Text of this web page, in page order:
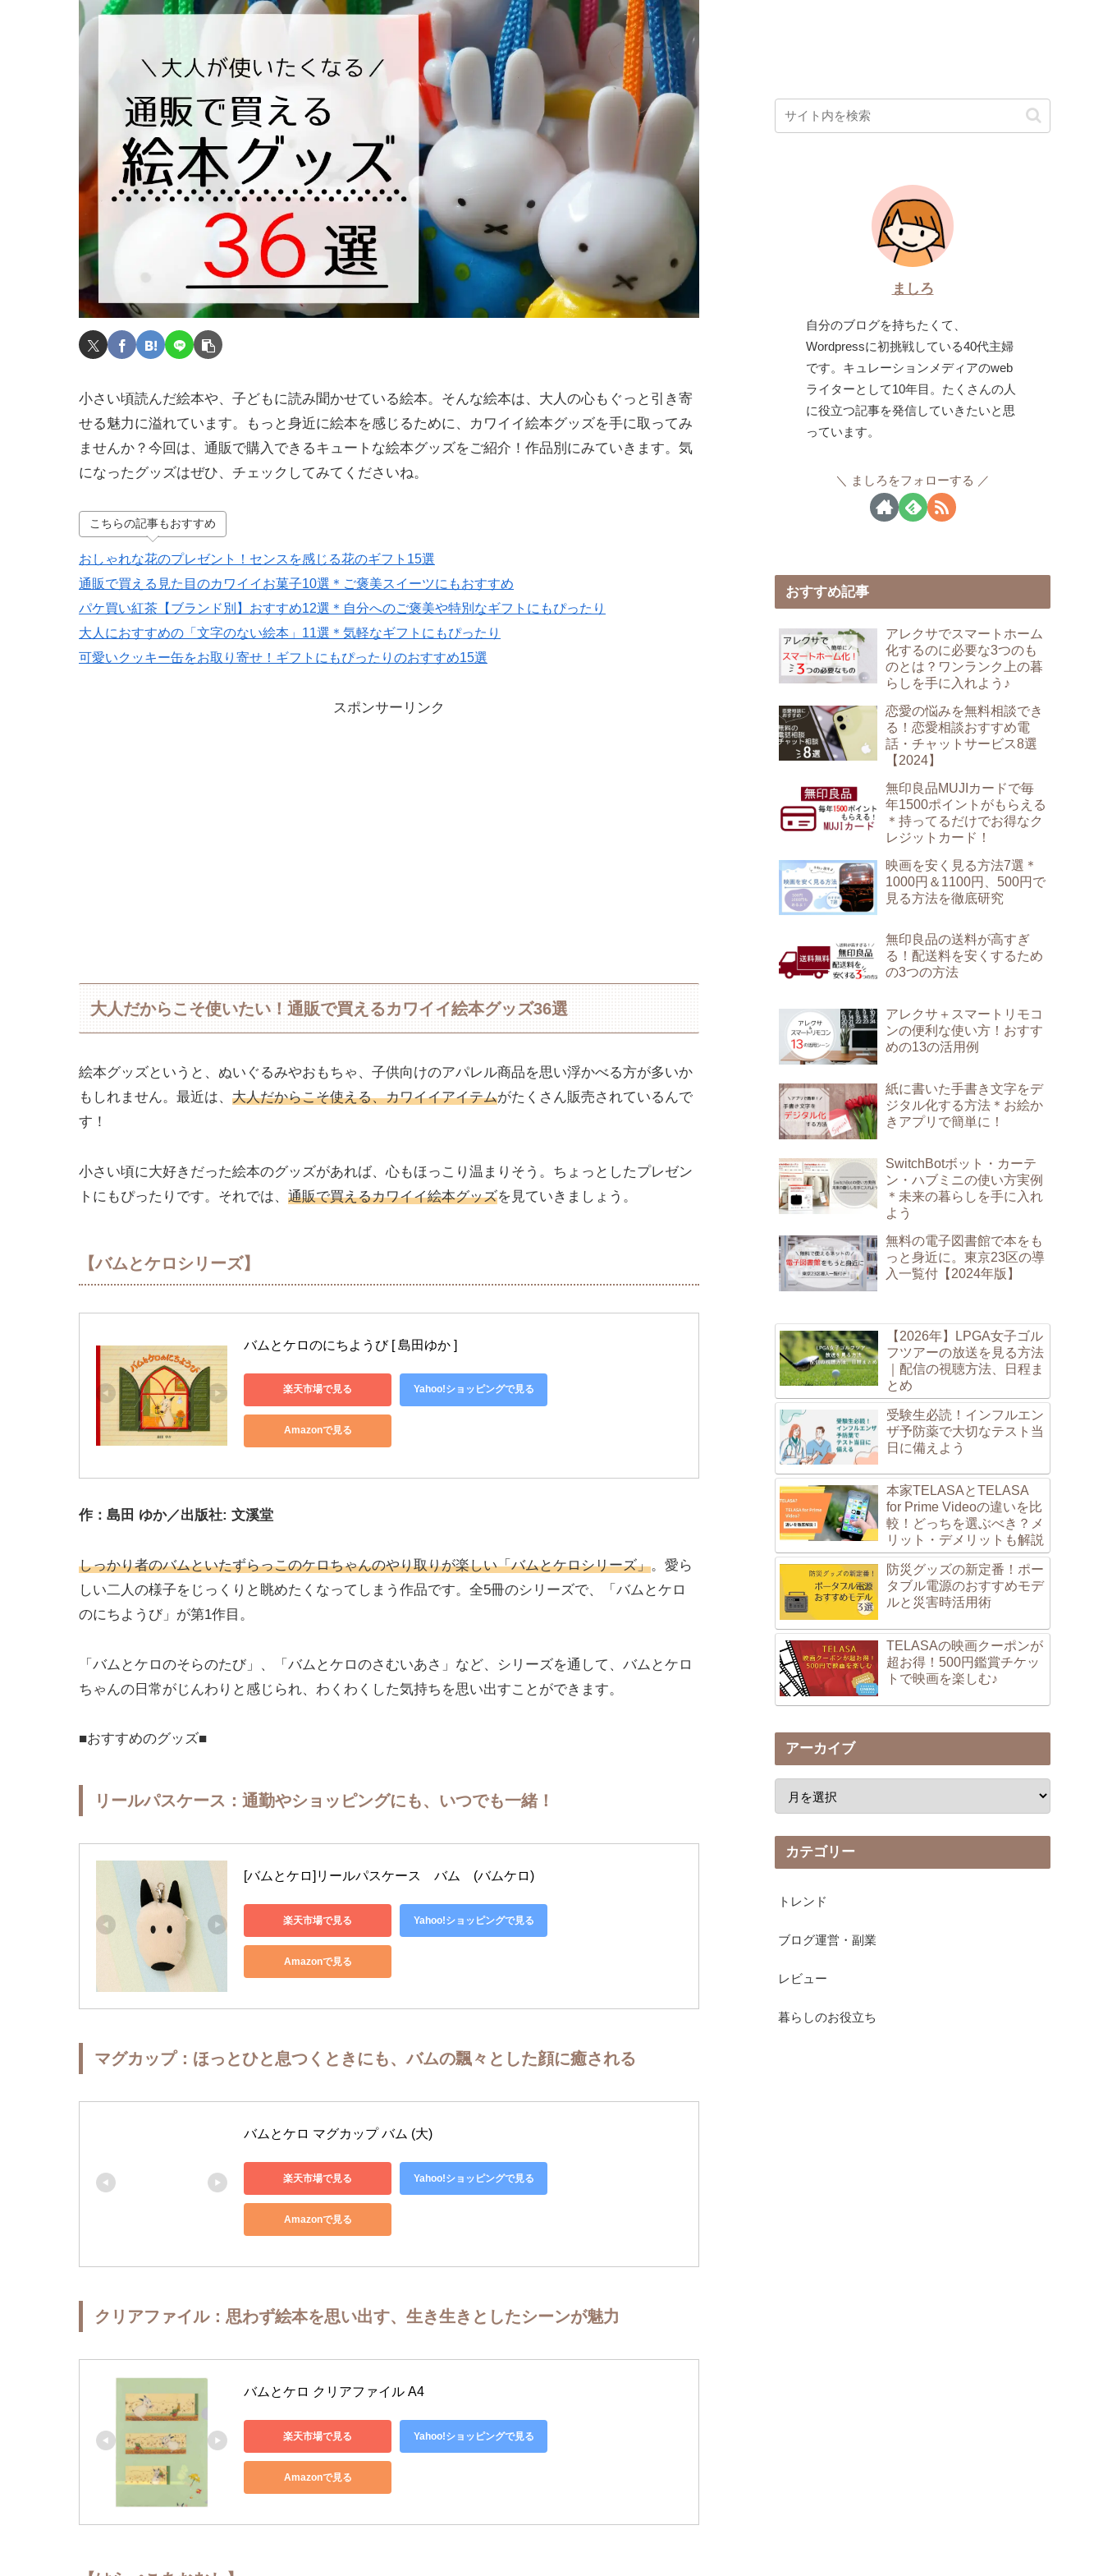
小さい頃読んだ絵本や、子どもに読み聞かせている絵本。そんな絵本は、大人の心もぐっと引き寄
せる魅力に溢れています。もっと身近に絵本を感じるために、カワイイ絵本グッズを手に取ってみ
ませんか？今回は、通販で購入できるキュートな絵本グッズをご紹介！作品別にみていきます。気
になったグッズはぜひ、チェックしてみてくださいね。
こちらの記事もおすすめ
おしゃれな花のプレゼント！センスを感じる花のギフト15選
通販で買える見た目のカワイイお菓子10選＊ご褒美スイーツにもおすすめ
パケ買い紅茶【ブランド別】おすすめ12選＊自分へのご褒美や特別なギフトにもぴったり
大人におすすめの「文字のない絵本」11選＊気軽なギフトにもぴったり
可愛いクッキー缶をお取り寄せ！ギフトにもぴったりのおすすめ15選
スポンサーリンク
大人だからこそ使いたい！通販で買えるカワイイ絵本グッズ36選
絵本グッズというと、ぬいぐるみやおもちゃ、子供向けのアパレル商品を思い浮かべる方が多いか
もしれません。最近は、 大人だからこそ使える、カワイイアイテムがたくさん販売されているんで
す！
小さい頃に大好きだった絵本のグッズがあれば、心もほっこり温まりそう。ちょっとしたプレゼン
トにもぴったりです。それでは、 通販で買えるカワイイ絵本グッズを見ていきましょう。
【バムとケロシリーズ】
バムとケロのにちようび [ 島田ゆか ]
楽天市場で見る Yahoo!ショッピングで見る
Amazonで見る
作：島田 ゆか／出版社: 文溪堂
しっかり者のバムといたずらっこのケロちゃんのやり取りが楽しい「バムとケロシリーズ」。愛ら
しい二人の様子をじっくりと眺めたくなってしまう作品です。全5冊のシリーズで、「バムとケロ
のにちようび」が第1作目。
「バムとケロのそらのたび」、「バムとケロのさむいあさ」など、シリーズを通して、バムとケロ
ちゃんの日常がじんわりと感じられ、わくわくした気持ちを思い出すことができます。
■おすすめのグッズ■
リールパスケース：通勤やショッピングにも、いつでも一緒！
[バムとケロ]リールパスケース　バム　(バムケロ)
楽天市場で見る Yahoo!ショッピングで見る
Amazonで見る
マグカップ：ほっとひと息つくときにも、バムの飄々とした顔に癒される
バムとケロ マグカップ バム (大)
楽天市場で見る Yahoo!ショッピングで見る
Amazonで見る
クリアファイル：思わず絵本を思い出す、生き生きとしたシーンが魅力
バムとケロ クリアファイル A4
楽天市場で見る Yahoo!ショッピングで見る
Amazonで見る
ましろ
自分のブログを持ちたくて、
Wordpressに初挑戦している40代主婦
です。キュレーションメディアのweb
ライターとして10年目。たくさんの人
に役立つ記事を発信していきたいと思
っています。
ましろをフォローする
おすすめ記事
アレクサでスマートホーム
化するのに必要な3つのも
のとは？ワンランク上の暮
らしを手に入れよう♪
恋愛の悩みを無料相談でき
る！恋愛相談おすすめ電
話・チャットサービス8選
【2024】
無印良品MUJIカードで毎
年1500ポイントがもらえる
＊持ってるだけでお得なク
レジットカード！
映画を安く見る方法7選＊
1000円＆1100円、500円で
見る方法を徹底研究
無印良品の送料が高すぎ
る！配送料を安くするため
の3つの方法
アレクサ＋スマートリモコ
ンの便利な使い方！おすす
めの13の活用例
紙に書いた手書き文字をデ
ジタル化する方法＊お絵か
きアプリで簡単に！
SwitchBotボット・カーテ
ン・ハブミニの使い方実例
＊未来の暮らしを手に入れ
よう
無料の電子図書館で本をも
っと身近に。東京23区の導
入一覧付【2024年版】
【2026年】LPGA女子ゴル
フツアーの放送を見る方法
｜配信の視聴方法、日程ま
とめ
受験生必読！インフルエン
ザ予防薬で大切なテスト当
日に備えよう
本家TELASAとTELASA
for Prime Videoの違いを比
較！どっちを選ぶべき？メ
リット・デメリットも解説
防災グッズの新定番！ポー
タブル電源のおすすめモデ
ルと災害時活用術
TELASAの映画クーポンが
超お得！500円鑑賞チケッ
トで映画を楽しむ♪
アーカイブ
カテゴリー
トレンド
ブログ運営・副業
レビュー
暮らしのお役立ち